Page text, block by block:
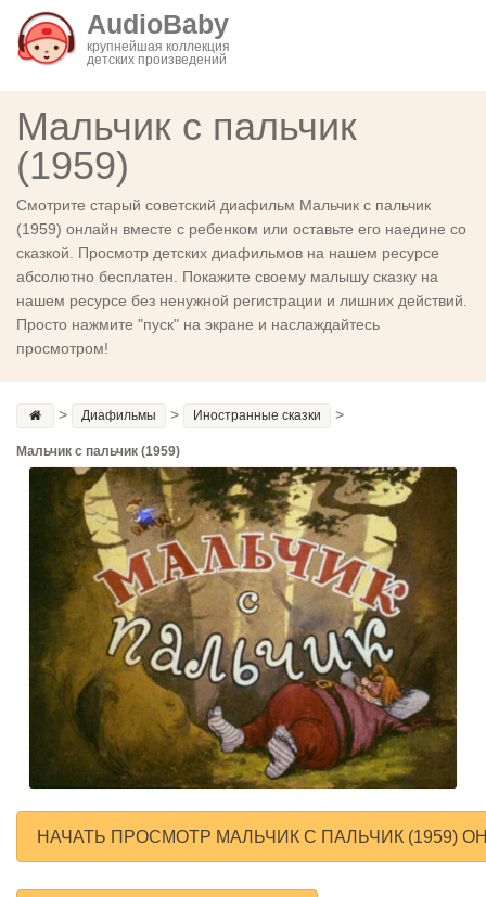
AudioBaby
крупнейшая коллекция
детских произведений
Мальчик с пальчик
(1959)
Смотрите старый советский диафильм Мальчик с пальчик
(1959) онлайн вместе с ребенком или оставьте его наедине со
сказкой. Просмотр детских диафильмов на нашем ресурсе
абсолютно бесплатен. Покажите своему малышу сказку на
нашем ресурсе без ненужной регистрации и лишних действий.
Просто нажмите "пуск" на экране и наслаждайтесь
просмотром!
> Диафильмы > Иностранные сказки >
Мальчик с пальчик (1959)
НАЧАТЬ ПРОСМОТР МАЛЬЧИК С ПАЛЬЧИК (1959)